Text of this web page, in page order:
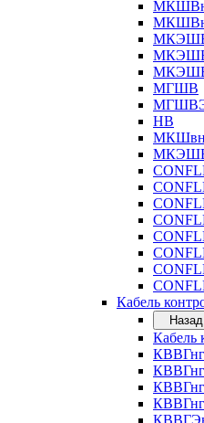
МГШВ
НВ
Кабель
Назад
Кабель